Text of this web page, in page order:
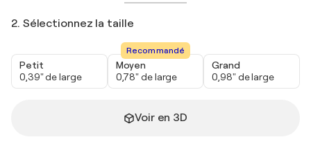
2. Sélectionnez la taille
Petit
0,39" de large
Recommandé
Moyen
0,78" de large
Grand
0,98" de large
Voir en 3D